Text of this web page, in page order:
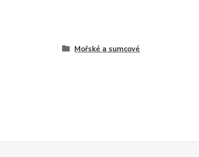
Mořské a sumcové